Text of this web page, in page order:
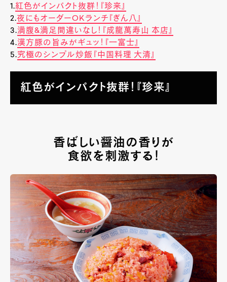
1.紅色がインパクト抜群！『珍来』
2.夜にもオーダーOKランチ『ぎん八』
3.満腹&満足間違いなし！『成龍萬寿山 本店』
4.漢方豚の旨みがギュッ！『一富士』
5.究極のシンプル炒飯『中国料理 大清』
紅色がインパクト抜群！『珍来』
香ばしい醤油の香りが
食欲を刺激する！